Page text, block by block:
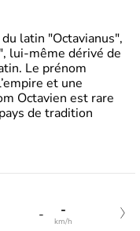
latin "Octavianus",
lui-même dérivé de
Le prénom
et une
Octavien est rare
de tradition
- -
km/h